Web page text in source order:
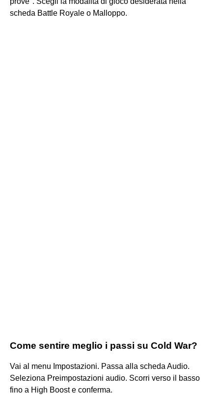
scheda Battle Royale o Malloppo.
Come sentire meglio i passi su Cold War?
Vai al menu Impostazioni. Passa alla scheda Audio.
Seleziona Preimpostazioni audio. Scorri verso il basso
fino a High Boost e conferma.